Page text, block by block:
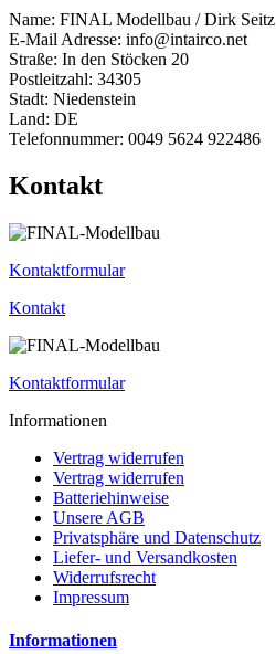
Name: FINAL Modellbau / Dirk Seitz
E-Mail Adresse: info@intairco.net
Straße: In den Stöcken 20
Postleitzahl: 34305
Stadt: Niedenstein
Land: DE
Telefonnummer: 0049 5624 922486
Kontakt
Kontaktformular
Kontakt
Kontaktformular
Informationen
Vertrag widerrufen
Vertrag widerrufen
Batteriehinweise
Unsere AGB
Privatsphäre und Datenschutz
Liefer- und Versandkosten
Widerrufsrecht
Impressum
Informationen